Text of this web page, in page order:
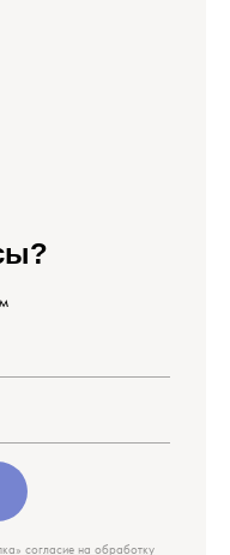
согласие на обработку